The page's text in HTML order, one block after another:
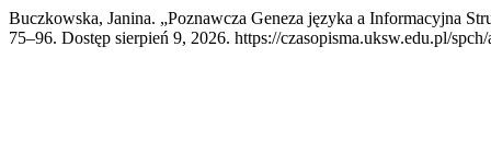
Buczkowska, Janina. „Poznawcza Geneza języka a Informacyjna
75–96. Dostęp sierpień 9, 2026. https://czasopisma.uksw.edu.pl/